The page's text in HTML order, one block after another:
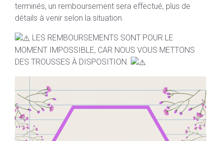
terminés, un remboursement sera effectué, plus de
détails à venir selon la situation.
LES REMBOURSEMENTS SONT POUR LE
MOMENT IMPOSSIBLE, CAR NOUS VOUS METTONS
DES TROUSSES À DISPOSITION.